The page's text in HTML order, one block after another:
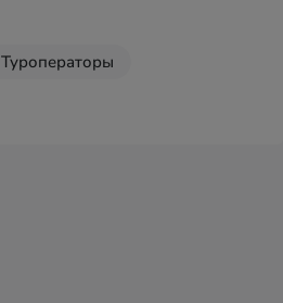
Туроператоры